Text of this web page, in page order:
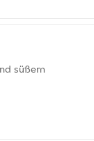
süßem